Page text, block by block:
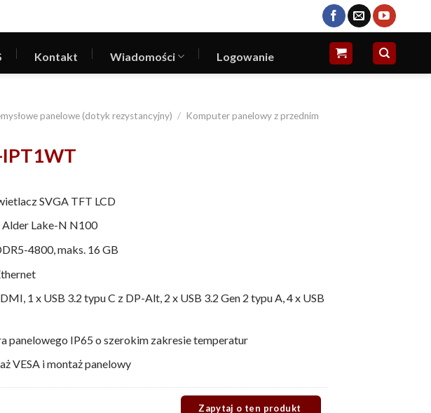
Kontakt Wiadomości Logowanie
panelowe (dotyk rezystancyjny) / Komputer panelowy z przednim
SVGA TFT LCD
Lake-N N100
4800, maks. 16 GB
1 x USB 3.2 typu C z DP-Alt, 2 x USB 3.2 Gen 2 typu A, 4 x USB
panelowego IP65 o szerokim zakresie temperatur
VESA i montaż panelowy